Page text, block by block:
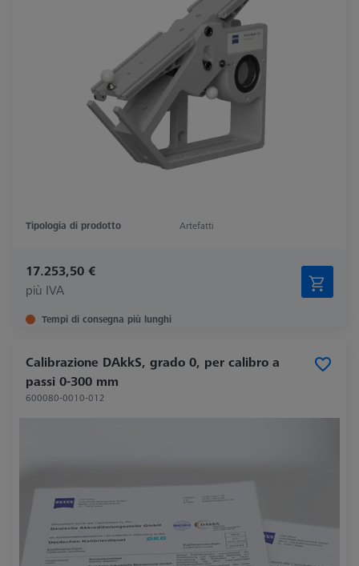
Tipologia di prodotto Artefatti
17.253,50 €
più IVA
Tempi di consegna più lunghi
Calibrazione DAkkS, grado 0, per calibro a
passi 0-300 mm
600080-0010-012